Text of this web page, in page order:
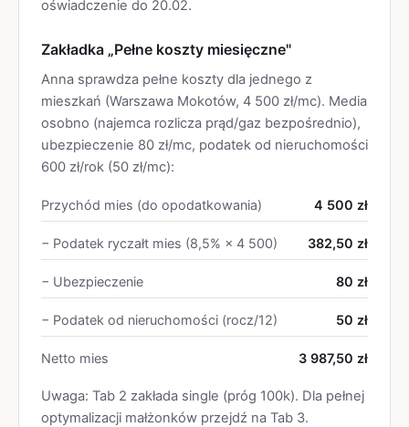
oświadczenie do 20.02.
Zakładka „Pełne koszty miesięczne"
Anna sprawdza pełne koszty dla jednego z
mieszkań (Warszawa Mokotów, 4 500 zł/mc). Media
osobno (najemca rozlicza prąd/gaz bezpośrednio),
ubezpieczenie 80 zł/mc, podatek od nieruchomości
600 zł/rok (50 zł/mc):
Przychód mies (do opodatkowania) 4 500 zł
− Podatek ryczałt mies (8,5% × 4 500) 382,50 zł
− Ubezpieczenie 80 zł
− Podatek od nieruchomości (rocz/12) 50 zł
Netto mies 3 987,50 zł
Uwaga: Tab 2 zakłada single (próg 100k). Dla pełnej
optymalizacji małżonków przejdź na Tab 3.